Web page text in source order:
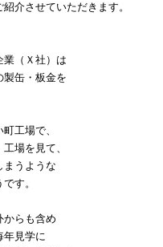
介させていただきます。
業（Ｘ社）は
製缶・板金を
工場で、
場を見て、
まうような
す。
からも含め
年見学に